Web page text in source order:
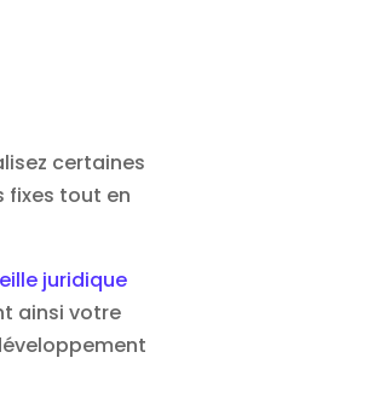
certaines
fixes tout en
juridique
ainsi votre